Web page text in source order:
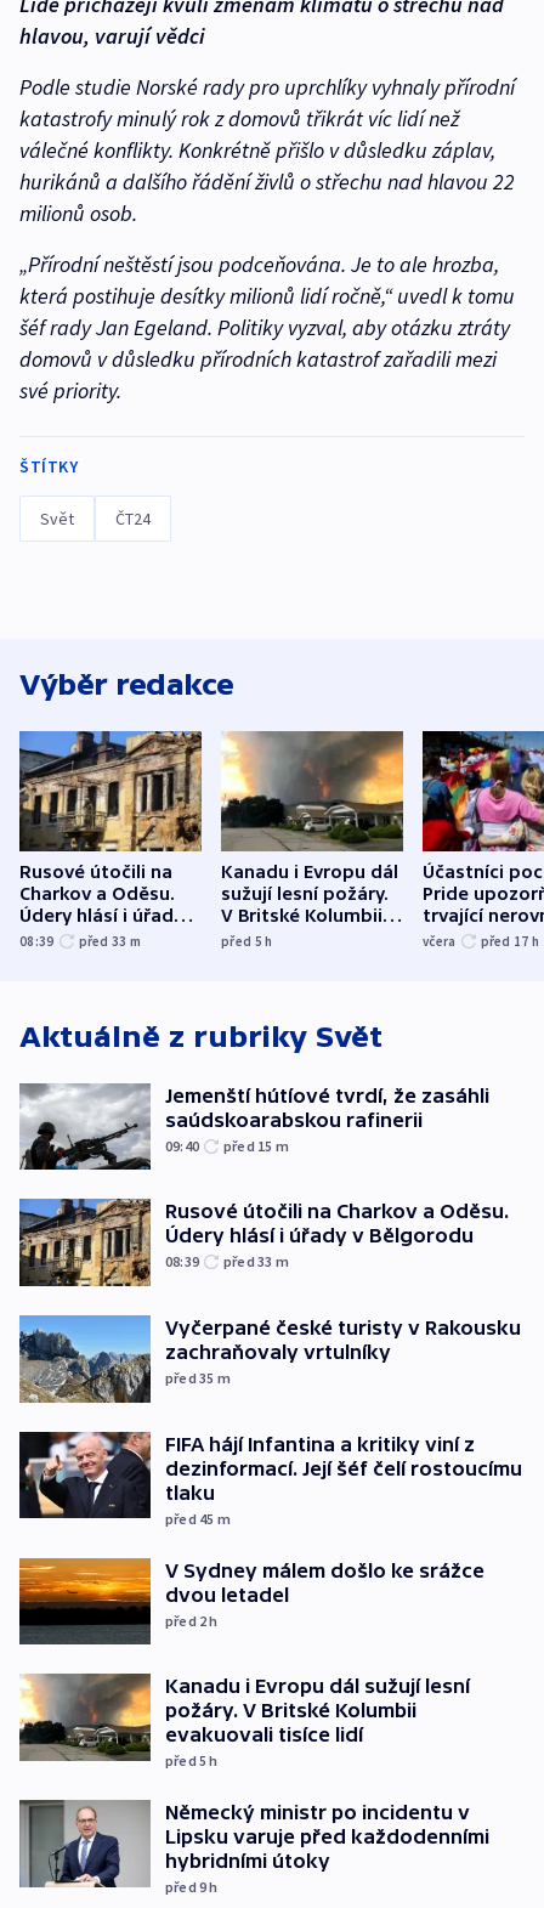
hlavou, varují vědci
Podle studie Norské rady pro uprchlíky vyhnaly přírodní
katastrofy minulý rok z domovů třikrát víc lidí než
válečné konflikty. Konkrétně přišlo v důsledku záplav,
hurikánů a dalšího řádění živlů o střechu nad hlavou 22
milionů osob.
„Přírodní neštěstí jsou podceňována. Je to ale hrozba,
která postihuje desítky milionů lidí ročně,“ uvedl k tomu
šéf rady Jan Egeland. Politiky vyzval, aby otázku ztráty
domovů v důsledku přírodních katastrof zařadili mezi
své priority.
ŠTÍTKY
Svět ČT24
Výběr redakce
Rusové útočili na
Charkov a Oděsu.
Údery hlásí i úřady v
Bělgorodu
08:39 před 33 m
Kanadu i Evropu dál
sužují lesní požáry.
V Britské Kolumbii
evakuovali tisíce lidí
před 5h
Účastníci
Pride
trvající
včera před 17 h
Aktuálně z rubriky Svět
Jemenští hútíové tvrdí, že zasáhli
saúdskoarabskou rafinerii
09:40 před 15 m
Rusové útočili na Charkov a Oděsu.
Údery hlásí i úřady v Bělgorodu
08:39 před 33 m
Vyčerpané české turisty v Rakousku
zachraňovaly vrtulníky
před 35 m
FIFA hájí Infantina a kritiky viní z
dezinformací. Její šéf čelí rostoucímu
tlaku
před 45 m
V Sydney málem došlo ke srážce
dvou letadel
před 2h
Kanadu i Evropu dál sužují lesní
požáry. V Britské Kolumbii
evakuovali tisíce lidí
před 5h
Německý ministr po incidentu v
Lipsku varuje před každodenními
hybridními útoky
před 9h